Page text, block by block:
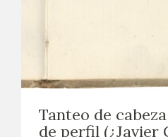
Tanteo de
de perfil (¿Javier